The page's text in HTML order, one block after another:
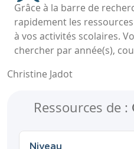
Grâce à la barre de
rapidement les
à vos activités scolaires.
chercher par année(s),
Christine Jadot
Ressources de :